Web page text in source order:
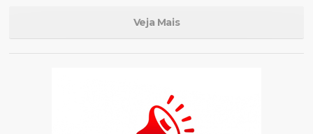
Veja Mais